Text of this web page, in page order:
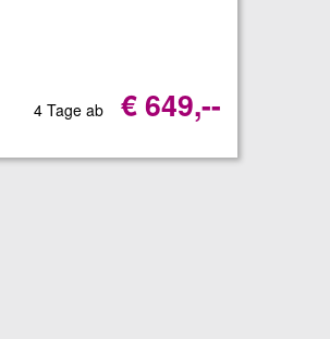
4 Tage ab € 649,--